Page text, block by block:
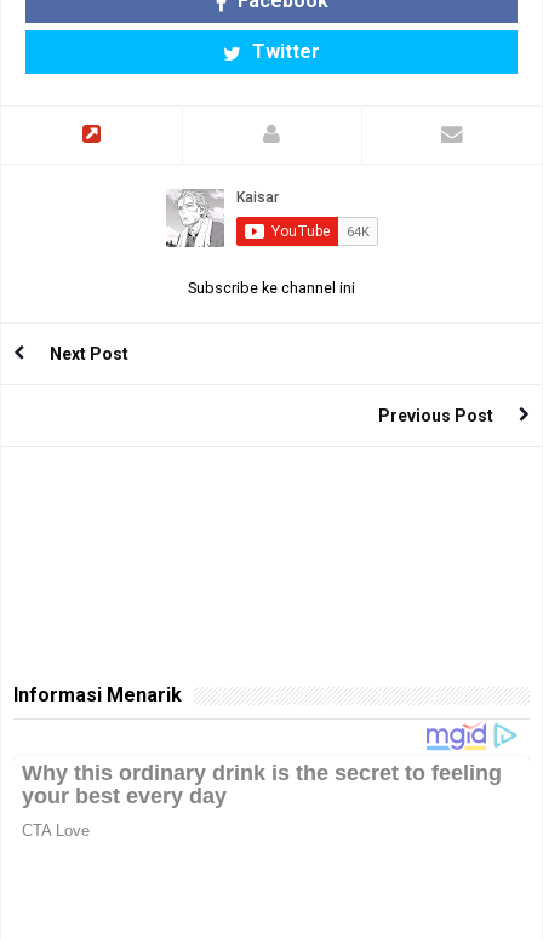
Twitter
Subscribe ke channel ini
Next Post
Previous Post
Informasi Menarik